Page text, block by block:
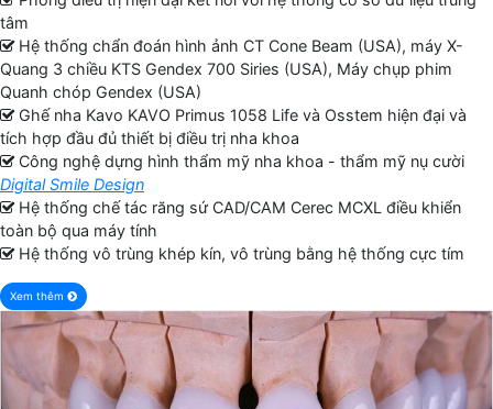
tâm
Hệ thống chẩn đoán hình ảnh CT Cone Beam (USA), máy X-
Quang 3 chiều KTS Gendex 700 Siries (USA), Máy chụp phim
Quanh chóp Gendex (USA)
Ghế nha Kavo KAVO Primus 1058 Life và Osstem hiện đại và
tích hợp đầu đủ thiết bị điều trị nha khoa
Công nghệ dựng hình thẩm mỹ nha khoa - thẩm mỹ nụ cười
Digital Smile Design
Hệ thống chế tác răng sứ CAD/CAM Cerec MCXL điều khiển
toàn bộ qua máy tính
Hệ thống vô trùng khép kín, vô trùng bằng hệ thống cực tím
Xem thêm